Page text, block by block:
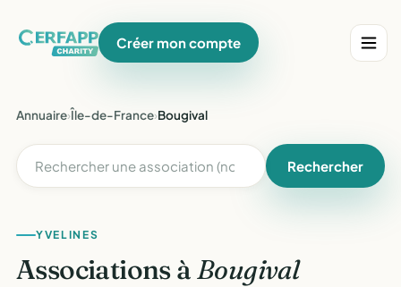
Créer mon compte
Annuaire›Île-de-France›Bougival
Rechercher
YVELINES
Associations àBougival